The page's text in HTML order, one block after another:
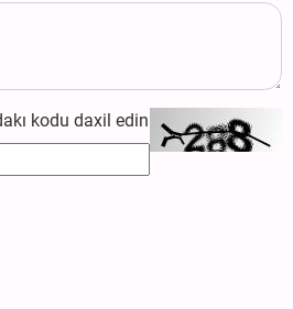
kodu daxil edin